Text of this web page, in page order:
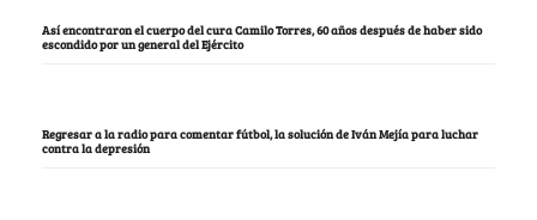
Así encontraron el cuerpo del cura Camilo Torres, 60 años después de haber sido
escondido por un general del Ejército
Regresar a la radio para comentar fútbol, la solución de Iván Mejía para luchar
contra la depresión